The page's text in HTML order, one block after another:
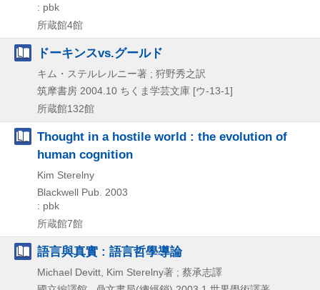
: pbk
所蔵館4館
ドーキンスvs.グールド
キム・ステルレルニー著 ; 狩野秀之訳
筑摩書房 2004.10 ちくま学芸文庫 [ウ-13-1]
所蔵館132館
Thought in a hostile world : the evolution of
human cognition
Kim Sterelny
Blackwell Pub. 2003
: pbk
所蔵館7館
語言與真實 : 語言哲學導論
Michael Devitt, Kim Sterelny著 ; 蔡承志譯